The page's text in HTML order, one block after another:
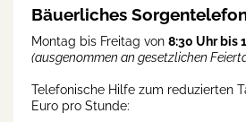
Bäuerliches
Montag bis Freitag von 8:30 Uhr bis
(ausgenommen an gesetzlichen
Telefonische Hilfe zum reduzierten
Euro pro Stunde: